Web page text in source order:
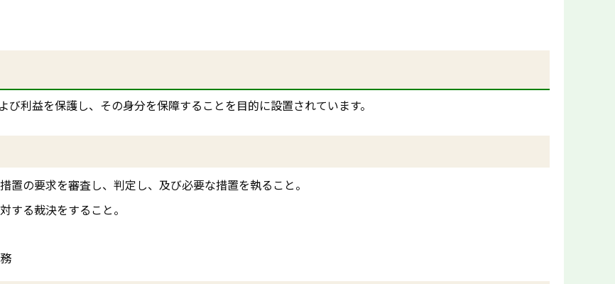
利益を保護し、その身分を保障することを目的に設置されています。
の要求を審査し、判定し、及び必要な措置を執ること。
する裁決をすること。